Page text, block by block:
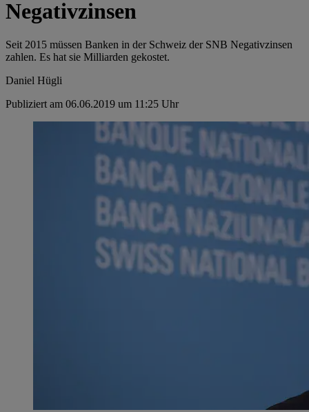
Negativzinsen
Seit 2015 müssen Banken in der Schweiz der SNB Negativzinsen
zahlen. Es hat sie Milliarden gekostet.
Daniel Hügli
Publiziert am 06.06.2019 um 11:25 Uhr